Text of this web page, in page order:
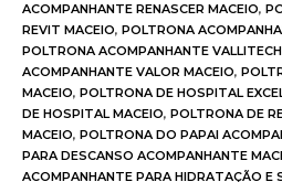
ACOMPANHANTE RENASCER MACEIO,
REVIT MACEIO, POLTRONA
POLTRONA ACOMPANHANTE
ACOMPANHANTE VALOR MACEIO,
MACEIO, POLTRONA DE HOSPITAL
DE HOSPITAL MACEIO, POLTRONA DE
MACEIO, POLTRONA DO PAPAI
PARA DESCANSO ACOMPANHANTE
ACOMPANHANTE PARA HIDRATAÇÃO E